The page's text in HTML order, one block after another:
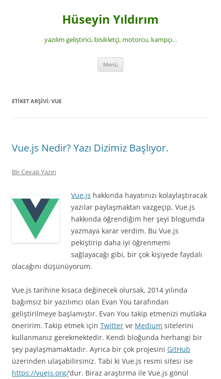
Hüseyin Yıldırım
yazılım geliştirici, bisikletçi, motorcu, kampçı…
Menü
ETIKET ARŞIVI: VUE
Vue.js Nedir? Yazı Dizimiz Başlıyor.
Bir Cevap Yazın
Vue.js hakkında hayatınızı kolaylaştıracak
yazılar paylaşmaktan vazgeçip, Vue.js
hakkında öğrendiğim her şeyi blogumda
yazmaya karar verdim. Bu Vue.js
pekiştirip daha iyi öğrenmemi
sağlayacağı gibi, bir çok kişiyede faydalı
olacağını düşünüyorum.
Vue.js tarihine kısaca değinecek olursak, 2014 yılında
bağımsız bir yazılımcı olan Evan You tarafından
geliştirilmeye başlamıştır. Evan You takip etmenizi mutlaka
öneririm. Takip etmek için Twitter ve Medium sitelerini
kullanmanız gerekmektedir. Kendi bloğunda herhangi bir
şey paylaşmamaktadır. Ayrıca bir çok projesini GitHub
üzerinden ulaşabilirsiniz. Tabi ki Vue.js resmi sitesi ise
https://vuejs.org/‘dur. Biraz araştırma ile Vue.js gönül